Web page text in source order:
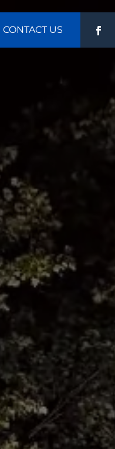
CONTACT US